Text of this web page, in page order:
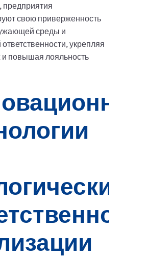
предприятия
свою приверженность
среды и
укрепляя
повышая лояльность